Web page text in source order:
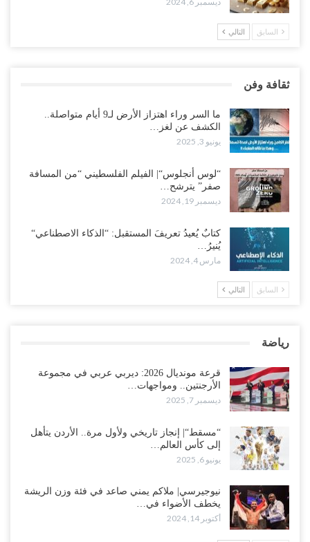
السابق التالي
ثقافة وفن
ما السر وراء اهتزاز الأرض لـ9 أيام متواصلة..
الكشف عن لغز…
يونيو 3, 2025
“لوس أنجلوس“| الفيلم الفلسطيني “من المسافة
صفر” يترشح…
ديسمبر 19, 2024
كتابٌ يُعيدُ تعريفَ المستقبل: “الذكاء الاصطناعي“
يُنيرُ…
مارس 4, 2024
السابق التالي
رياضة
قرعة مونديال 2026: ديربي عربي في مجموعة
الأرجنتين.. ومواجهات…
ديسمبر 7, 2025
“مسقط“| إنجاز تاريخي ولأول مرة.. الأردن يتأهل
إلى كأس العالم…
يونيو 6, 2025
نيوجيرسي| ملاكم يمني صاعد في فئة وزن الريشة
يخطف الأضواء في…
أكتوبر 14, 2024